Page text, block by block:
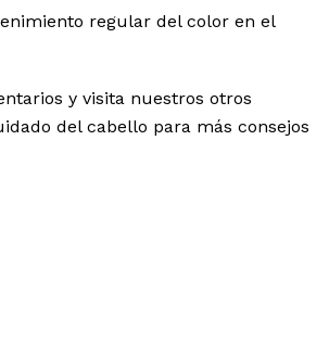
regular del color en el
y visita nuestros otros
del cabello para más consejos